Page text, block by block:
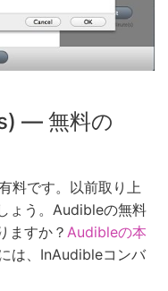
— 無料の
料です。以前取り上
ょう。Audibleの無料
ますか？ Audibleの本
は、InAudibleコンバ